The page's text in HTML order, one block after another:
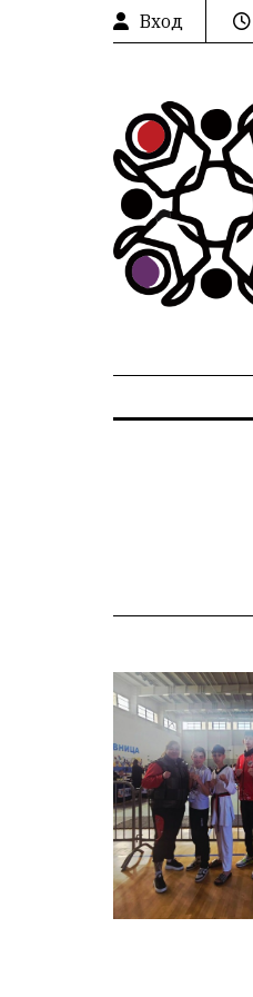
Вход